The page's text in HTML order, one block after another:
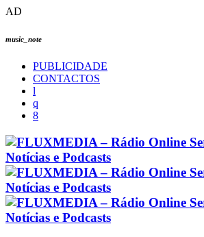
AD
music_note
PUBLICIDADE
CONTACTOS